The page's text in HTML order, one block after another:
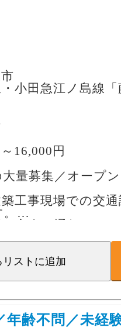
サポートし、働
活躍しており、未
」
ます。
小田急江ノ島線「
16,000円
大量募集／オープ
工事現場での交通
うシンプルなお
大歓迎！
と一緒に勤務す
がなくても安心し
スト に追加
年齢不問／未経